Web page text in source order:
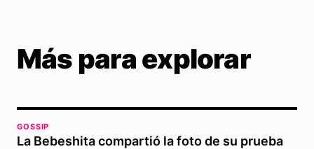
Más para explorar
GOSSIP
La Bebeshita compartió la foto de su prueba